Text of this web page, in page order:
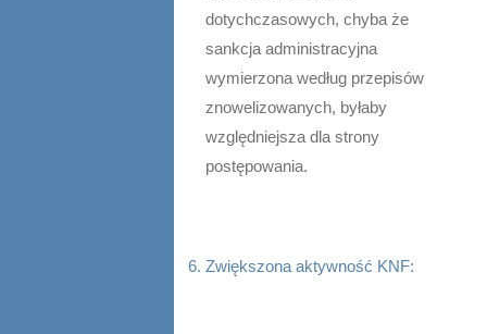
dotychczasowych, chyba że
sankcja administracyjna
wymierzona według przepisów
znowelizowanych, byłaby
względniejsza dla strony
postępowania.
Zwiększona aktywność KNF: